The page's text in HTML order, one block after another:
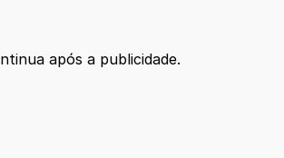
após a publicidade.